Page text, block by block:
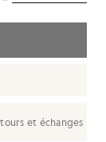
et échanges